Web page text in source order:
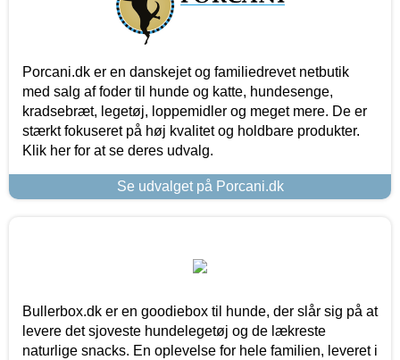
Porcani.dk er en danskejet og familiedrevet netbutik
med salg af foder til hunde og katte, hundesenge,
kradsebræt, legetøj, loppemidler og meget mere. De er
stærkt fokuseret på høj kvalitet og holdbare produkter.
Klik her for at se deres udvalg.
Se udvalget på Porcani.dk
Bullerbox.dk er en goodiebox til hunde, der slår sig på at
levere det sjoveste hundelegetøj og de lækreste
naturlige snacks. En oplevelse for hele familien, leveret i